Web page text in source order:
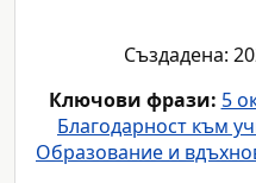
Създадена:
Ключови фрази: 5
Благодарност към
Образование и